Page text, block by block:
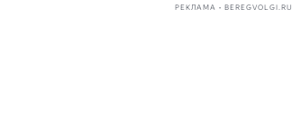
РЕКЛАМА • BEREGVOLGI.RU